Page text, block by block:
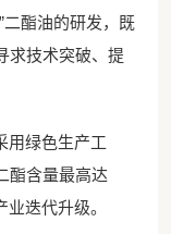
二酯油的研发，既
求技术突破、提
用绿色生产工
酯含量最高达
迭代升级。